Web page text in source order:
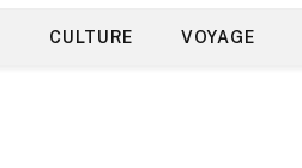
CULTURE VOYAGE